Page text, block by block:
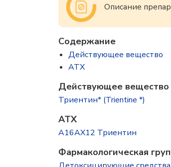
Описание
Содержание
Действующее вещество
ATX
Действующее вещество
Триентин* (Trientine *)
ATX
A16AX12 Триентин
Фармакологическая